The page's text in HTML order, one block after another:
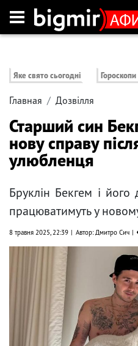
Яке свято сьогодні
Главная Дозвілля
Старший син
нову справу
улюбленця
Бруклін Бекгем і
працюватимуть у
8 травня 2025, 22:39 Автор: Дмитро Сич